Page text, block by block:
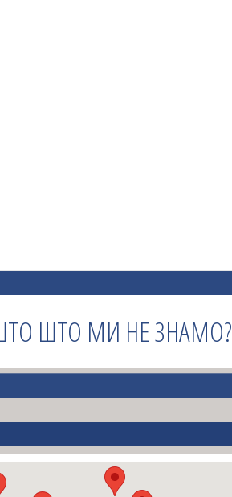
ШТО МИ НЕ ЗНАМО?